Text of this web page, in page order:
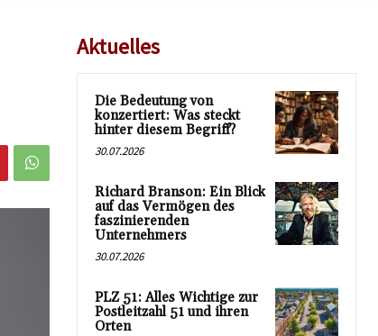
Aktuelles
Die Bedeutung von
konzertiert: Was steckt
hinter diesem Begriff?
30.07.2026
Richard Branson: Ein Blick
auf das Vermögen des
faszinierenden
Unternehmers
30.07.2026
PLZ 51: Alles Wichtige zur
Postleitzahl 51 und ihren
Orten